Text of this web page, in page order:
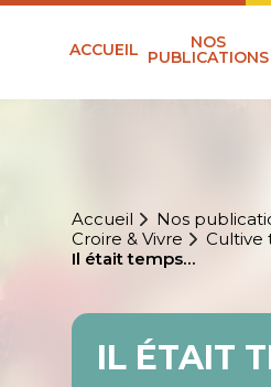
ACCUEIL NOS
PUBLICATIONS
Accueil
Nos
Croire & Vivre
Cultive
Il était temps…
IL ÉTAIT